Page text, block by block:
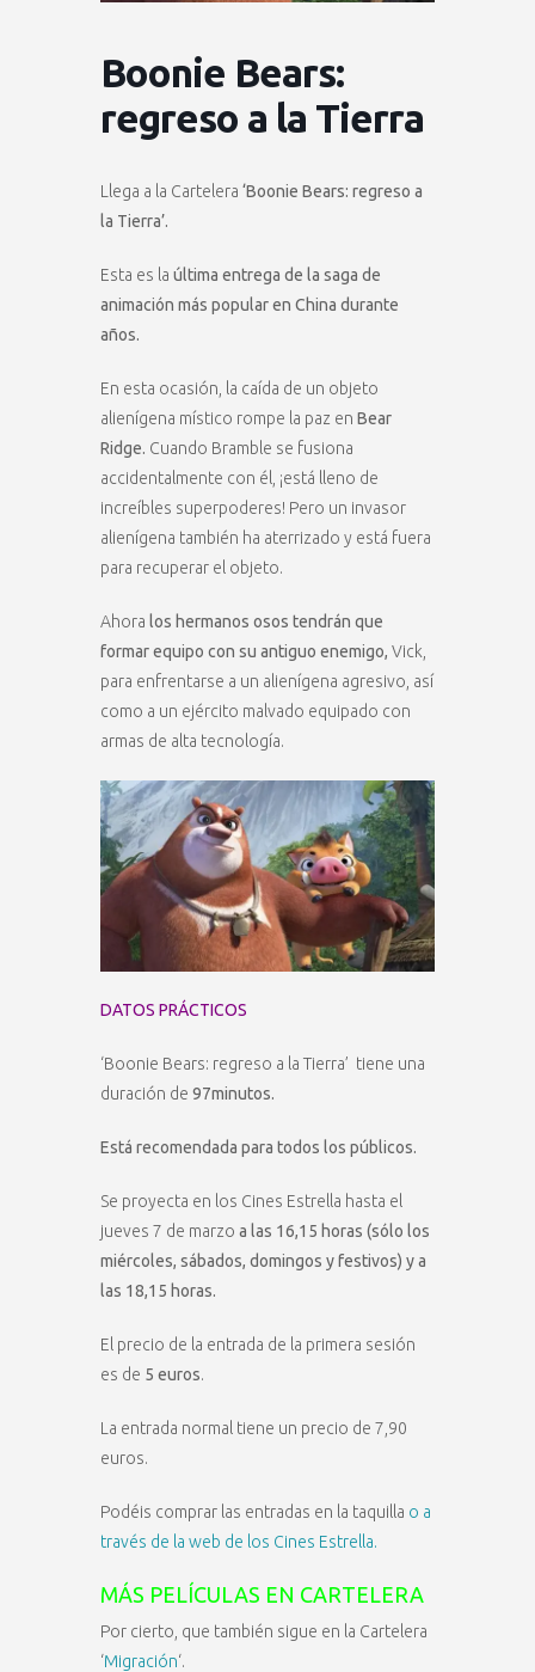
Boonie Bears:
regreso a la Tierra
Llega a la Cartelera ‘Boonie Bears: regreso a
la Tierra’.
Esta es la última entrega de la saga de
animación más popular en China durante
años.
En esta ocasión, la caída de un objeto
alienígena místico rompe la paz en Bear
Ridge. Cuando Bramble se fusiona
accidentalmente con él, ¡está lleno de
increíbles superpoderes! Pero un invasor
alienígena también ha aterrizado y está fuera
para recuperar el objeto.
Ahora los hermanos osos tendrán que
formar equipo con su antiguo enemigo, Vick,
para enfrentarse a un alienígena agresivo, así
como a un ejército malvado equipado con
armas de alta tecnología.
DATOS PRÁCTICOS
‘Boonie Bears: regreso a la Tierra’ tiene una
duración de 97minutos.
Está recomendada para todos los públicos.
Se proyecta en los Cines Estrella hasta el
jueves 7 de marzo a las 16,15 horas (sólo los
miércoles, sábados, domingos y festivos) y a
las 18,15 horas.
El precio de la entrada de la primera sesión
es de 5 euros.
La entrada normal tiene un precio de 7,90
euros.
Podéis comprar las entradas en la taquilla o a
través de la web de los Cines Estrella.
MÁS PELÍCULAS EN CARTELERA
Por cierto, que también sigue en la Cartelera
‘Migración‘.